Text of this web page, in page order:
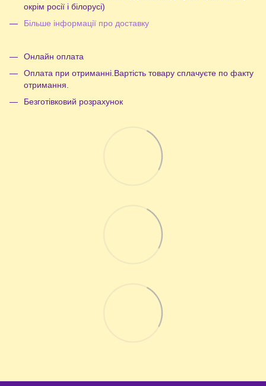
окрім росії і білорусі)
Більше інформації про доставку
Онлайн оплата
Оплата при отриманні.Вартість товару сплачуєте по факту
отримання.
Безготівковий розрахунок